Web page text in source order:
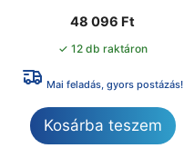
48 096 Ft
✓ 12 db raktáron
Mai feladás, gyors postázás!
Kosárba teszem